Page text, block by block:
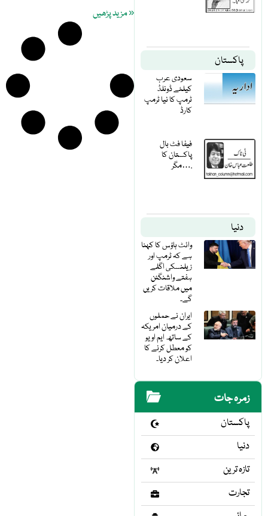
پاکستان
سعودی عرب
کیلئے ڈونلڈ
ٹرمپ کا نیا ٹرمپ
کارڈ
فیفا فٹ بال
پاکستان کا
مگر….
دنیا
وائٹ ہاؤس کا کہنا
ہے کہ ٹرمپ اور
زیلنسکی اگلے
ہفتے واشنگٹن
میں ملاقات کریں
گے۔
ایران نے حملوں
کے درمیان امریکہ
کے ساتھ ایم او یو
کو معطل کرنے کا
اعلان کر دیا۔
زمرہ جات
پاکستان
دنیا
تازہ ترین
تجارت
« مزید پڑھیں